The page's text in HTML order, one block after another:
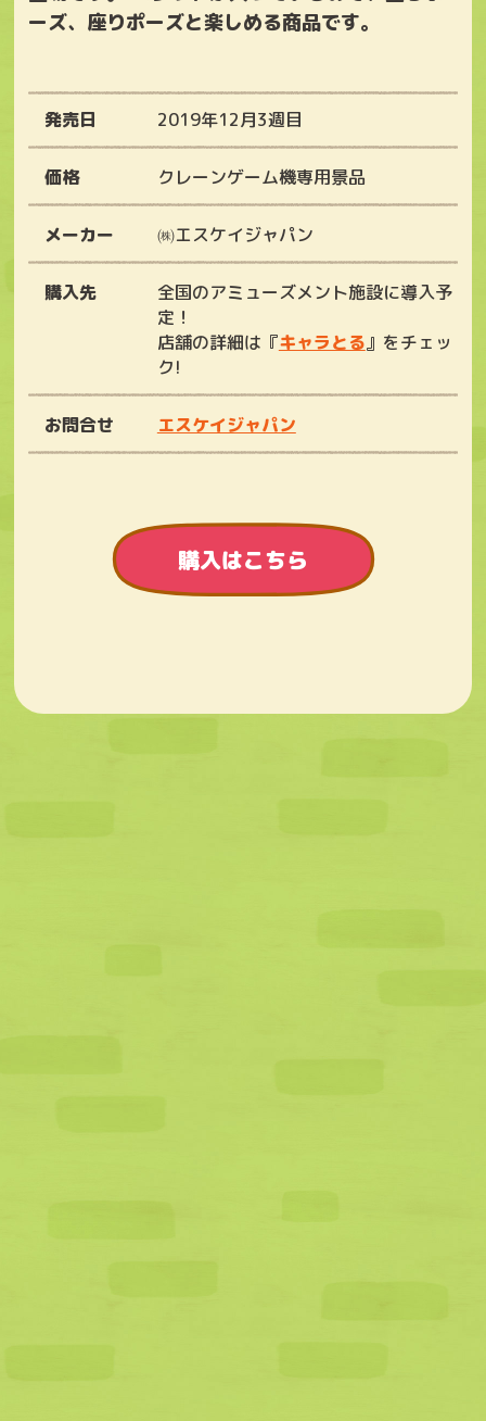
ーズ、座りポーズと楽しめる商品です。
発売日 2019年12月3週目
価格 クレーンゲーム機専用景品
メーカー ㈱エスケイジャパン
購入先
全国のアミューズメント施設に導入予
定！
店舗の詳細は『キャラとる』をチェッ
ク!
お問合せ エスケイジャパン
購入はこちら